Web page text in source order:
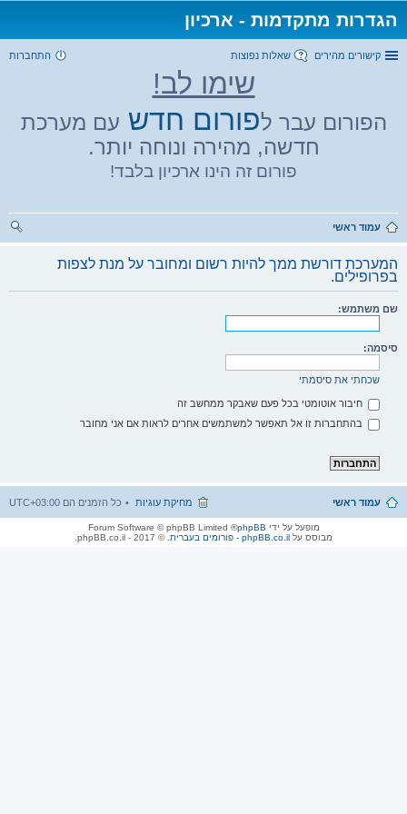
הגדרות מתקדמות - ארכיון
קישורים מהירים שאלות נפוצות התחברות
שימו לב!
הפורום עבר לפורום חדש עם מערכת
חדשה, מהירה ונוחה יותר.
פורום זה הינו ארכיון בלבד!
עמוד ראשי
המערכת דורשת ממך להיות רשום ומחובר על מנת לצפות
בפרופילים.
שם משתמש:
סיסמה:
שכחתי את סיסמתי
חיבור אוטומטי בכל פעם שאבקר ממחשב זה
בהתחברות זו אל תאפשר למשתמשים אחרים לראות אם אני מחובר
עמוד ראשי כל הזמנים הם UTC+03:00 מחיקת עוגיות
מופעל על ידי phpBB
® Forum Software © phpBB Limited
מבוסס על phpBB.co.il - פורומים בעברית . © 2017 - phpBB.co.il.